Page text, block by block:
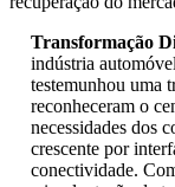
Transformação
indústria
testemunhou uma
reconheceram o
necessidades dos
crescente por
conectividade.